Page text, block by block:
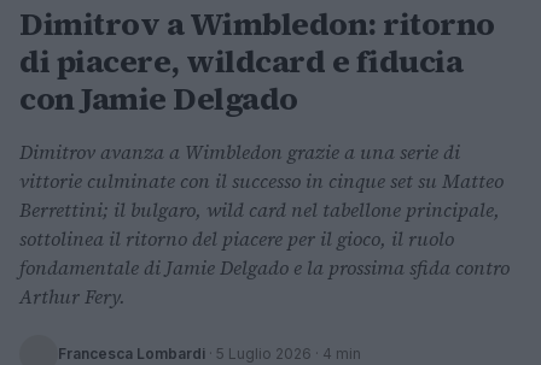
Dimitrov a Wimbledon: ritorno
di piacere, wildcard e fiducia
con Jamie Delgado
Dimitrov avanza a Wimbledon grazie a una serie di
vittorie culminate con il successo in cinque set su Matteo
Berrettini; il bulgaro, wild card nel tabellone principale,
sottolinea il ritorno del piacere per il gioco, il ruolo
fondamentale di Jamie Delgado e la prossima sfida contro
Arthur Fery.
Francesca Lombardi · 5 Luglio 2026 · 4 min